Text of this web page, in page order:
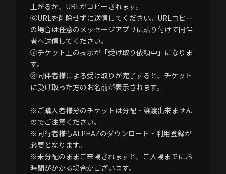
上がるか、URLがコピーされます。
⑥URLを削除せずに送信してください。URLコピー
の場合は任意のメッセージアプリに貼り付けて同伴
者へ送信してください。
⑦チケット上の表示が「受け取り依頼中」になりま
す。
⑧同伴者様による受け取りが完了すると、チケット
に受け取った方のお名前が表示されます。
※ご購入者様分のチケットは分配・譲渡出来ません
のでご注意ください。
※同行者様もALPHAZのダウンロード・利用登録が
必要となります。
※未分配のままご来場されますと、ご入場までにお
時間がかかる場合がございます。